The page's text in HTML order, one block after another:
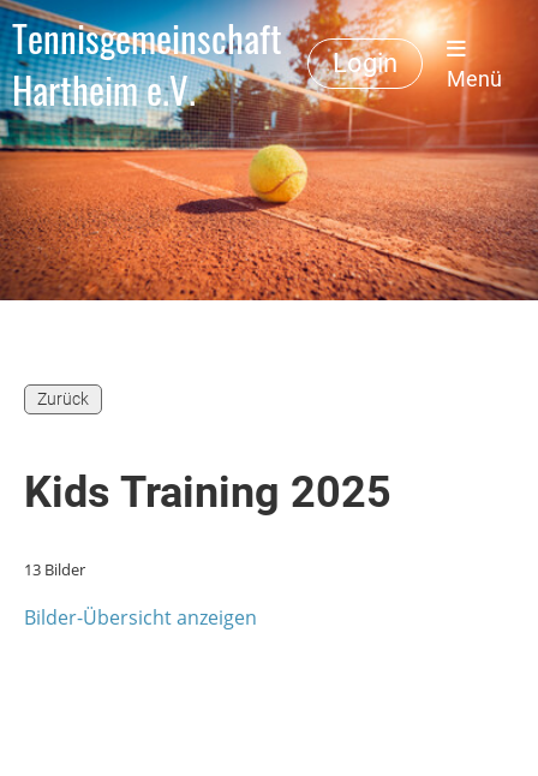
Tennisgemeinschaft
Hartheim e.V.
Login
Menü
Zurück
Kids Training 2025
13 Bilder
Bilder-Übersicht anzeigen